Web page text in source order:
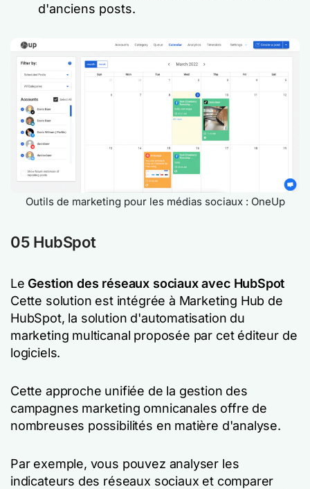
d'anciens posts.
Outils de marketing pour les médias sociaux : OneUp
05 HubSpot
Le Gestion des réseaux sociaux avec HubSpot
Cette solution est intégrée à Marketing Hub de
HubSpot, la solution d'automatisation du
marketing multicanal proposée par cet éditeur de
logiciels.
Cette approche unifiée de la gestion des
campagnes marketing omnicanales offre de
nombreuses possibilités en matière d'analyse.
Par exemple, vous pouvez analyser les
indicateurs des réseaux sociaux et comparer